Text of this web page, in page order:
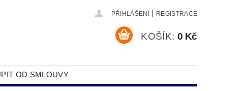
PŘIHLÁŠENÍ REGISTRACE
KOŠÍK: 0 Kč
OD SMLOUVY